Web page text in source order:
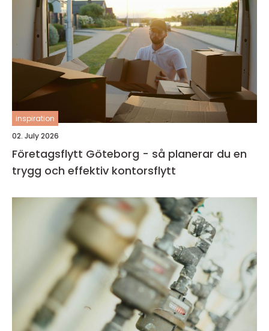
inspiration
02. July 2026
Företagsflytt Göteborg - så planerar du en
trygg och effektiv kontorsflytt